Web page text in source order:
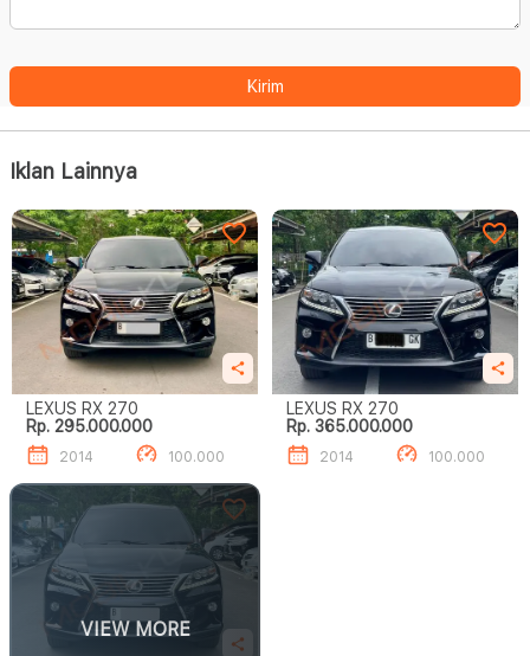
Kirim
Iklan Lainnya
LEXUS RX 270
Rp. 295.000.000
2014 100.000
LEXUS RX 270
Rp. 365.000.000
2014 100.000
VIEW MORE